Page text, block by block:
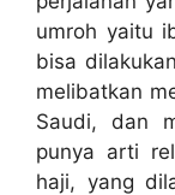
umroh yaitu
bisa
melibatkan
Saudi, dan
punya arti
haji, yang